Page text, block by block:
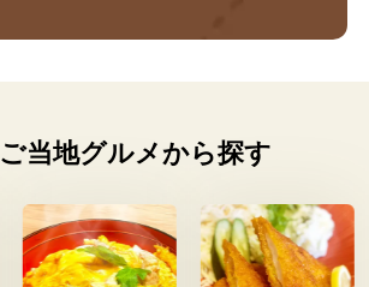
ご当地グルメから探す